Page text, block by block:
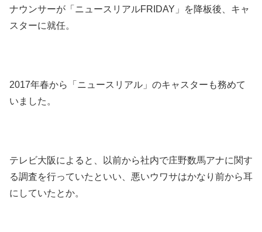
ナウンサーが「ニュースリアルFRIDAY」を降板後、キャ
スターに就任。
2017年春から「ニュースリアル」のキャスターも務めて
いました。
テレビ大阪によると、以前から社内で庄野数馬アナに関す
る調査を行っていたといい、悪いウワサはかなり前から耳
にしていたとか。